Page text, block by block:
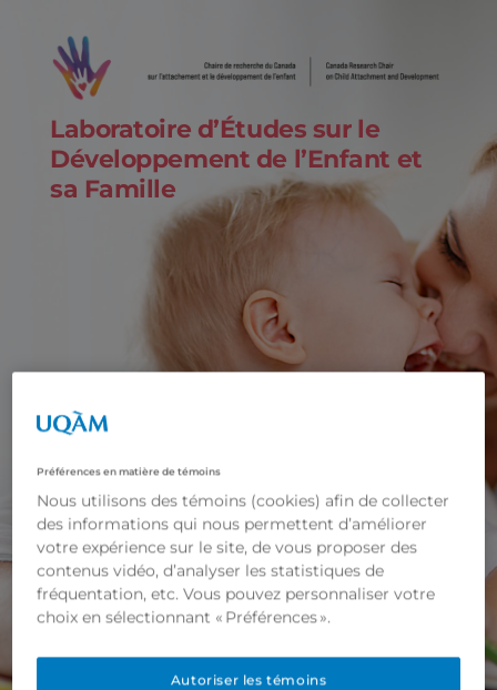
Laboratoire d’Études sur le
Développement de l’Enfant et
sa Famille
Préférences en matière de témoins
Nous utilisons des témoins (cookies) afin de collecter
des informations qui nous permettent d’améliorer
votre expérience sur le site, de vous proposer des
contenus vidéo, d’analyser les statistiques de
fréquentation, etc. Vous pouvez personnaliser votre
choix en sélectionnant « Préférences ».
Autoriser les témoins